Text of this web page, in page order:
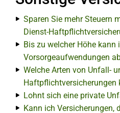
Sparen Sie mehr Steuern
Dienst-
Bis zu welcher Höhe kann
Vorsorgeaufwendungen
Welche Arten von Unfall-
Haftpflichtversicherungen
Lohnt sich eine private
Kann ich Versicherungen,